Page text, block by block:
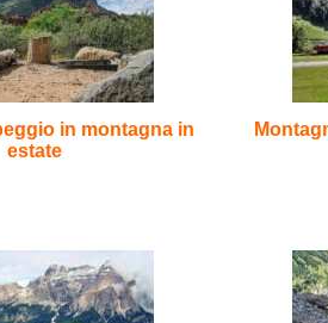
in montagna in
estate